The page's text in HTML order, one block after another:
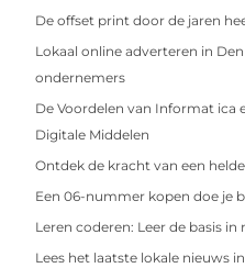
De offset print door de jaren
Lokaal online adverteren in
ondernemers
De Voordelen van Informat ica
Digitale Middelen
Ontdek de kracht van een
Een 06-nummer kopen doe je
Leren coderen: Leer de basis
Lees het laatste lokale nieuws